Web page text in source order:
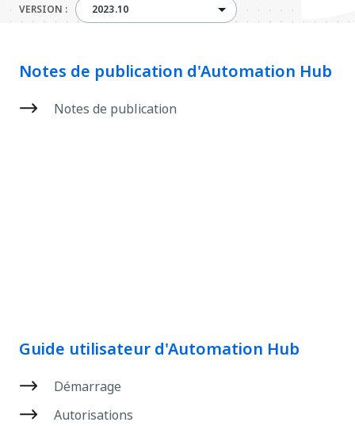
VERSION :2023.102023.10
Notes de publication d'Automation Hub
Notes de publication
Guide utilisateur d'Automation Hub
Démarrage
Autorisations